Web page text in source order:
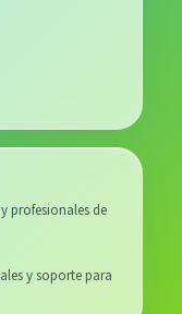
profesionales de
y soporte para